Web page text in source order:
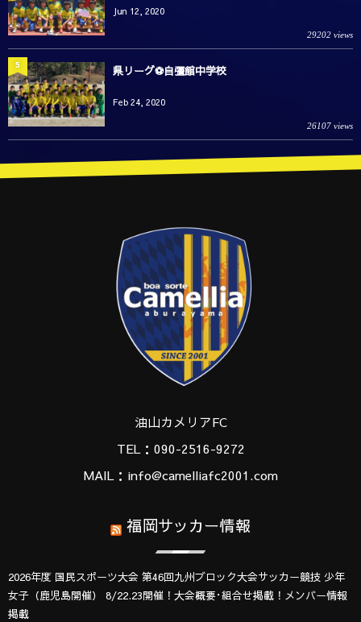
Jun 12, 2020
29202 views
県リーグ⚽️自彊館中学校
Feb 24, 2020
26107 views
5
油山カメリアFC
TEL：090-2516-9272
MAIL：info@camelliafc2001.com
福岡サッカー情報
2026年度 国民スポーツ大会 第46回九州ブロック大会サッカー競技 少年
女子（鹿児島開催） 8/22.23開催！大会概要･組合せ掲載！メンバー情報
掲載